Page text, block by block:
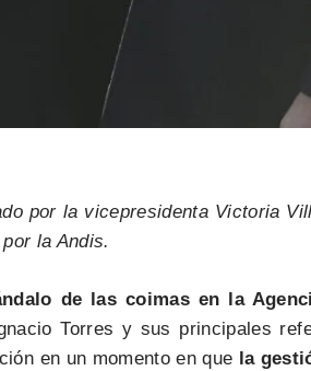
por la vicepresidenta Victoria
la Andis.
de las coimas en la
Torres y sus principales
en un momento en que la